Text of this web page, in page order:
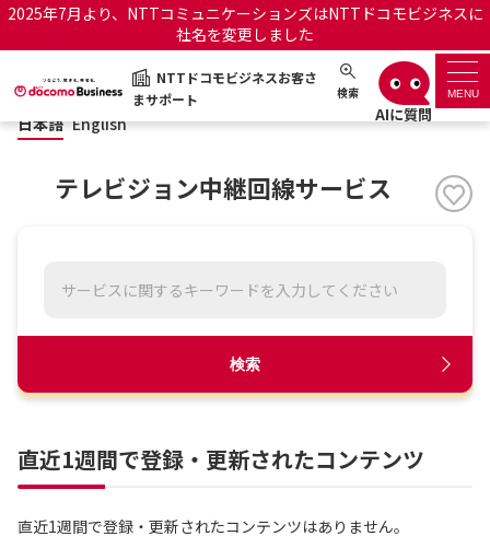
2025年7月より、NTTコミュニケーションズはNTTドコモビジネスに
社名を変更しました
NTTドコモビジネスお客さ
まサポート
検索 MENU
NTTドコモビジネスお客さまサポート 日本語 English
サポートトップ
サービス名から探す
OCNのお客さまはこちら
ビス
オフィシャルサイト
日本語 English
テレビジョン中継回線サービス
検索
直近1週間で登録・更新されたコンテンツ
直近1週間で登録・更新されたコンテンツはありません。